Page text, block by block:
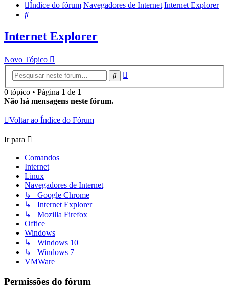
Índice do fórum Navegadores de Internet Internet Explorer
Pesquisar
Internet Explorer
Novo Tópico
Pesquisar
0 tópico • Página 1 de 1
Não há mensagens neste fórum.
Voltar ao Índice do Fórum
Ir para
Comandos
Internet
Linux
Navegadores de Internet
↳ Google Chrome
↳ Internet Explorer
↳ Mozilla Firefox
Office
Windows
↳ Windows 10
↳ Windows 7
VMWare
Permissões do fórum